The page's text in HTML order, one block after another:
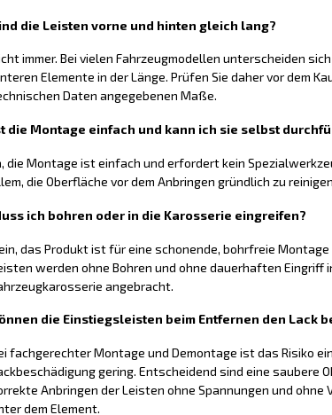
die Leisten vorne und hinten gleich lang?
immer. Bei vielen Fahrzeugmodellen unterscheiden
Elemente in der Länge. Prüfen Sie daher vor dem
Daten angegebenen Maße.
die Montage einfach und kann ich sie selbst
die Montage ist einfach und erfordert kein
die Oberfläche vor dem Anbringen gründlich zu
ich bohren oder in die Karosserie eingreifen?
das Produkt ist für eine schonende, bohrfreie Montage
werden ohne Bohren und ohne dauerhaften Eingriff
angebracht.
die Einstiegsleisten beim Entfernen den Lack
fachgerechter Montage und Demontage ist das Risiko
gering. Entscheidend sind eine saubere
Anbringen der Leisten ohne Spannungen und ohne
dem Element.